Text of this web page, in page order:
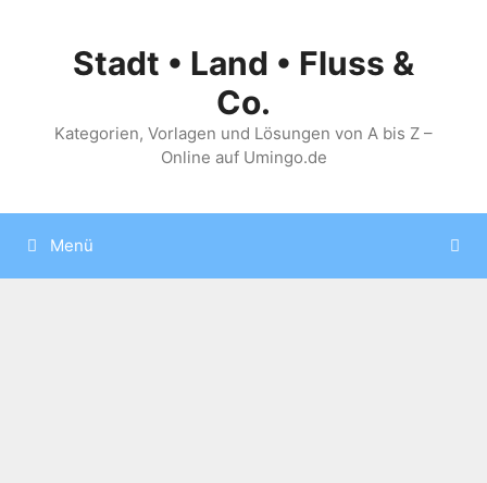
springenStadt • Land • Fluss &
Co.
Kategorien, Vorlagen und Lösungen von A bis Z –
Online auf Umingo.de
Menü